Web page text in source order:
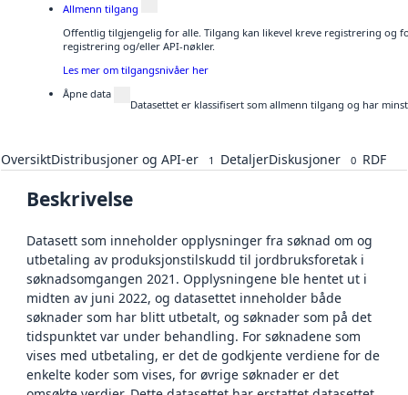
Allmenn tilgang
Offentlig tilgjengelig for alle. Tilgang kan likevel kreve registrering og
registrering og/eller API-nøkler.
Les mer om tilgangsnivåer her
Åpne data
Datasettet er klassifisert som allmenn tilgang og har
OversiktDistribusjoner og API-er 1 DetaljerDiskusjoner 0 RDF
Beskrivelse
Datasett som inneholder opplysninger fra søknad om og
utbetaling av produksjonstilskudd til jordbruksforetak i
søknadsomgangen 2021. Opplysningene ble hentet ut i
midten av juni 2022, og datasettet inneholder både
søknader som har blitt utbetalt, og søknader som på det
tidspunktet var under behandling. For søknadene som
vises med utbetaling, er det de godkjente verdiene for de
enkelte koder som vises, for øvrige søknader er det